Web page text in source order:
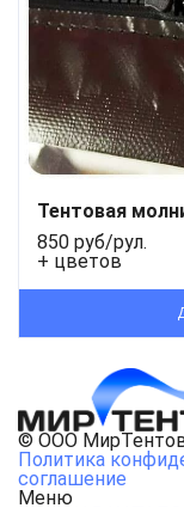
Тентовая
850 руб/рул.
+ цветов
© ООО
Политика
соглашение
Меню